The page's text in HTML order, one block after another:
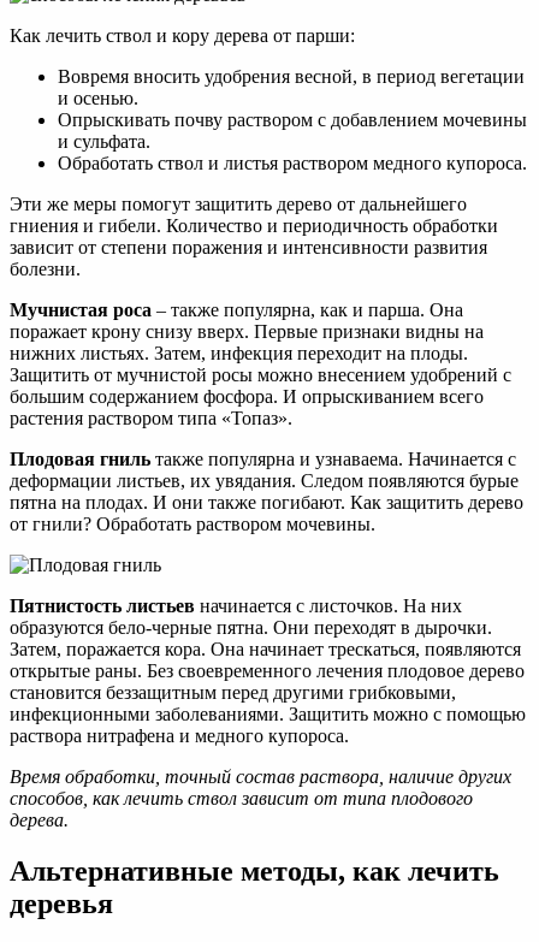
Как лечить ствол и кору дерева от парши:
Вовремя вносить удобрения весной, в период вегетации
и осенью.
Опрыскивать почву раствором с добавлением мочевины
и сульфата.
Обработать ствол и листья раствором медного купороса.
Эти же меры помогут защитить дерево от дальнейшего
гниения и гибели. Количество и периодичность обработки
зависит от степени поражения и интенсивности развития
болезни.
Мучнистая роса – также популярна, как и парша. Она
поражает крону снизу вверх. Первые признаки видны на
нижних листьях. Затем, инфекция переходит на плоды.
Защитить от мучнистой росы можно внесением удобрений с
большим содержанием фосфора. И опрыскиванием всего
растения раствором типа «Топаз».
Плодовая гниль также популярна и узнаваема. Начинается с
деформации листьев, их увядания. Следом появляются бурые
пятна на плодах. И они также погибают. Как защитить дерево
от гнили? Обработать раствором мочевины.
Пятнистость листьев начинается с листочков. На них
образуются бело-черные пятна. Они переходят в дырочки.
Затем, поражается кора. Она начинает трескаться, появляются
открытые раны. Без своевременного лечения плодовое дерево
становится беззащитным перед другими грибковыми,
инфекционными заболеваниями. Защитить можно с помощью
раствора нитрафена и медного купороса.
Время обработки, точный состав раствора, наличие других
способов, как лечить ствол зависит от типа плодового
дерева.
Альтернативные методы, как лечить
деревья